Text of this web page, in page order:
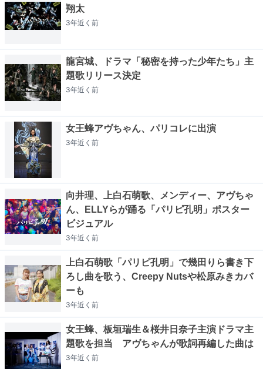
翔太
3年近く 前
龍宮城、ドラマ「秘密を持った少年たち」主
題歌リリース決定
3年近く 前
女王蜂アヴちゃん、パリコレに出演
3年近く 前
向井理、上白石萌歌、メンディー、アヴちゃ
ん、ELLYらが踊る「パリピ孔明」ポスター
ビジュアル
3年近く 前
上白石萌歌「パリピ孔明」で幾田りら書き下
ろし曲を歌う、Creepy Nutsや松原みきカバ
ーも
3年近く 前
女王蜂、板垣瑞生＆桜井日奈子主演ドラマ主
題歌を担当 アヴちゃんが歌詞再編した曲は
3年近く 前